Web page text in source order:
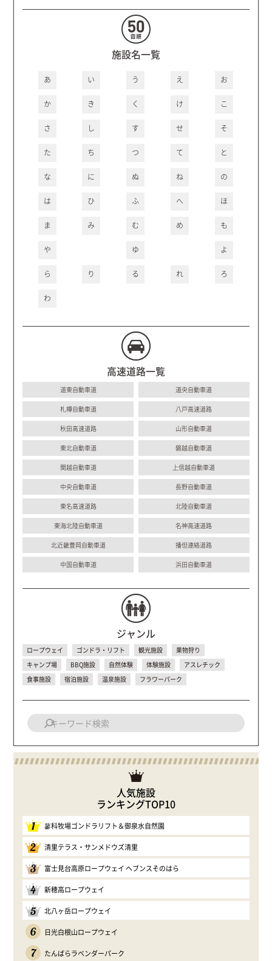
施設名一覧
あ い う え お
か き く け こ
さ し す せ そ
た ち つ て と
な に ぬ ね の
は ひ ふ へ ほ
ま み む め も
や ゆ よ
ら り る れ ろ
わ
高速道路一覧
道東自動車道 道央自動車道
札樽自動車道 八戸高速道路
秋田高速道路 山形自動車道
東北自動車道 磐越自動車道
関越自動車道 上信越自動車道
中央自動車道 長野自動車道
東名高速道路 北陸自動車道
東海北陸自動車道 名神高速道路
北近畿豊岡自動車道 播但連絡道路
中国自動車道 浜田自動車道
ジャンル
ロープウェイ ゴンドラ・リフト 観光施設
果物狩り
キャンプ場
BBQ施設 自然体験 体験施設
アスレチック
食事施設
宿泊施設 温泉施設 フラワーパーク
人気施設
ランキングTOP10
1 蓼科牧場ゴンドラリフト＆御泉水自然園
2 清里テラス・サンメドウズ清里
3 富士見台高原ロープウェイ ヘブンスそのはら
4 新穂高ロープウェイ
5 北八ヶ岳ロープウェイ
6 日光白根山ロープウェイ
7 たんばらラベンダーパーク